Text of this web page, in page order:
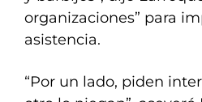
organizaciones” para
asistencia.
“Por un lado, piden